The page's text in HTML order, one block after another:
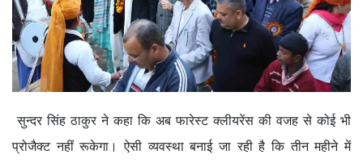
सुन्दर सिंह ठाकुर ने कहा कि अब फारेस्ट क्लीयरेंस की वजह से कोई भी
प्रोजैक्ट नहीं रूकेगा। ऐसी व्यवस्था बनाई जा रही है कि तीन महीने में